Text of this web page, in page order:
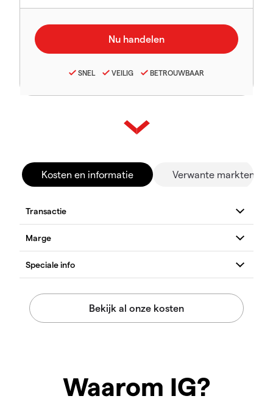
SNEL VEILIG BETROUWBAAR
Kosten en informatie Verwante markten
Waarom IG?